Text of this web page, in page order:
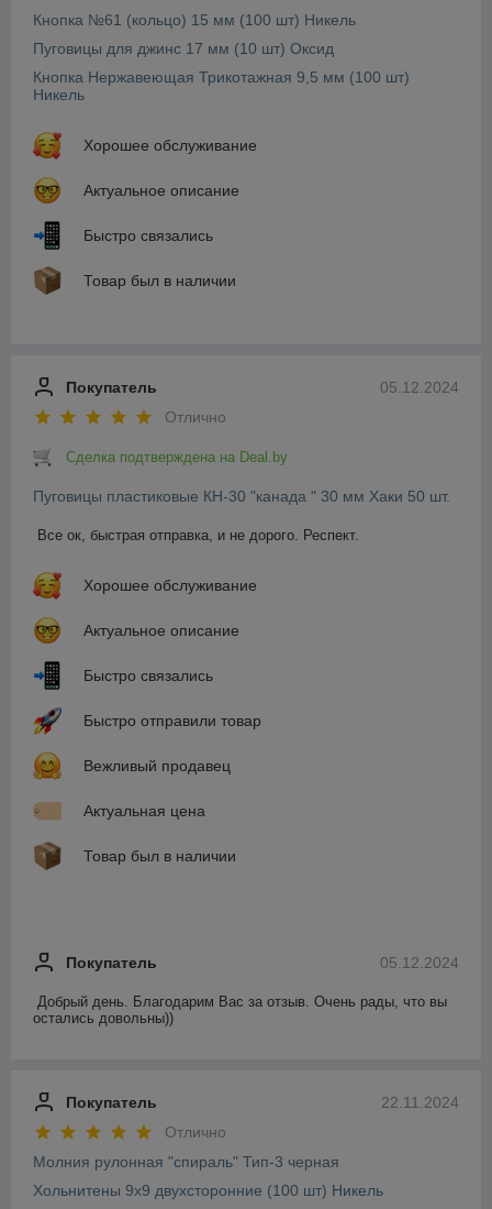
Кнопка №61 (кольцо) 15 мм (100 шт) Никель
Пуговицы для джинс 17 мм (10 шт) Оксид
Кнопка Нержавеющая Трикотажная 9,5 мм (100 шт)
Никель
Хорошее обслуживание
Актуальное описание
Быстро связались
Товар был в наличии
05.12.2024
Покупатель
Отлично
Сделка подтверждена на Deal.by
Пуговицы пластиковые КН-30 "канада " 30 мм Хаки 50 шт.
Все ок, быстрая отправка, и не дорого. Респект.
Хорошее обслуживание
Актуальное описание
Быстро связались
Быстро отправили товар
Вежливый продавец
Актуальная цена
Товар был в наличии
05.12.2024
Покупатель
Добрый день. Благодарим Вас за отзыв. Очень рады, что вы
остались довольны))
22.11.2024
Покупатель
Отлично
Молния рулонная "спираль" Тип-3 черная
Хольнитены 9х9 двухсторонние (100 шт) Никель